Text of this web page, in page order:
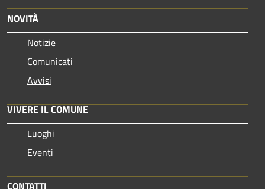
NOVITÀ
Notizie
Comunicati
Avvisi
VIVERE IL COMUNE
Luoghi
Eventi